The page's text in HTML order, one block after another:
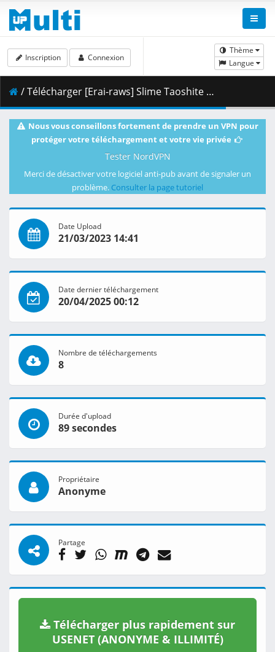
Thème
Langue
Inscription Connexion
/ Télécharger [Erai-raws] Slime Taoshite 300-nen Shiranai Uchi ni Level Max ni Nattemashita - 03 [720p][Multiple Subtitle][2120A352].mkv.001 ( 352.49 MB )
Nous vous conseillons fortement de prendre un VPN pour
protéger votre téléchargement et votre vie privée
Tester NordVPN
Merci de désactiver votre logiciel anti-pub avant de signaler un
problème. Consulter la page tutoriel
Date Upload
21/03/2023 14:41
Date dernier téléchargement
20/04/2025 00:12
Nombre de téléchargements
8
Durée d'upload
89 secondes
Propriétaire
Anonyme
Partage
Télécharger plus rapidement sur
USENET (ANONYME & ILLIMITÉ)